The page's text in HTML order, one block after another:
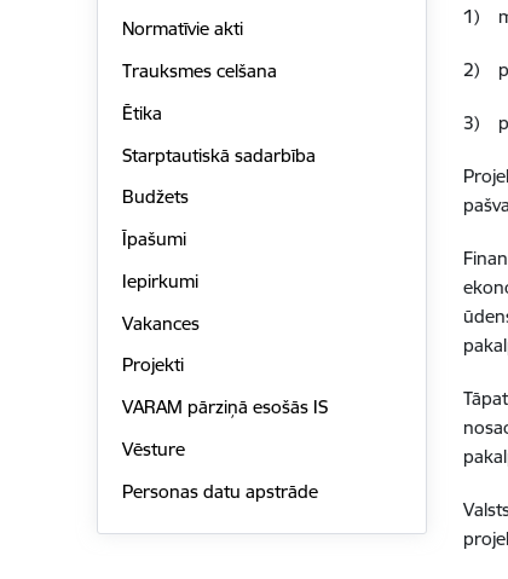
Normatīvie akti
Trauksmes celšana
Ētika
Starptautiskā sadarbība
Budžets
Īpašumi
Iepirkumi
Vakances
Projekti
VARAM pārziņā esošās IS
Vēsture
Personas datu apstrāde
1)
2)
3)